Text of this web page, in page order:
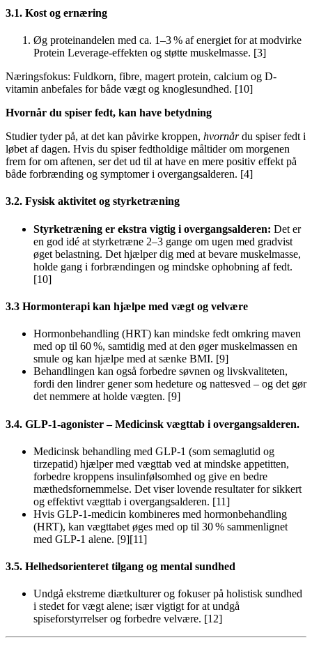
3.1. Kost og ernæring
Øg proteinandelen med ca. 1–3 % af energiet for at modvirke
Protein Leverage-effekten og støtte muskelmasse. [3]
Næringsfokus: Fuldkorn, fibre, magert protein, calcium og D-
vitamin anbefales for både vægt og knoglesundhed. [10]
Hvornår du spiser fedt, kan have betydning
Studier tyder på, at det kan påvirke kroppen, hvornårdu spiser fedt i
løbet af dagen. Hvis du spiser fedtholdige måltider om morgenen
frem for om aftenen, ser det ud til at have en mere positiv effekt på
både forbrænding og symptomer i overgangsalderen. [4]
3.2. Fysisk aktivitet og styrketræning
Styrketræning er ekstra vigtig i overgangsalderen: Det er
en god idé at styrketræne 2–3 gange om ugen med gradvist
øget belastning. Det hjælper dig med at bevare muskelmasse,
holde gang i forbrændingen og mindske ophobning af fedt.
[10]
3.3 Hormonterapi kan hjælpe med vægt og velvære
Hormonbehandling (HRT) kan mindske fedt omkring maven
med op til 60 %, samtidig med at den øger muskelmassen en
smule og kan hjælpe med at sænke BMI. [9]
Behandlingen kan også forbedre søvnen og livskvaliteten,
fordi den lindrer gener som hedeture og nattesved – og det gør
det nemmere at holde vægten. [9]
3.4. GLP-1-agonister – Medicinsk vægttab i overgangsalderen.
Medicinsk behandling med GLP‑1 (som semaglutid og
tirzepatid) hjælper med vægttab ved at mindske appetitten,
forbedre kroppens insulinfølsomhed og give en bedre
mæthedsfornemmelse. Det viser lovende resultater for sikkert
og effektivt vægttab i overgangsalderen. [11]
Hvis GLP-1-medicin kombineres med hormonbehandling
(HRT), kan vægttabet øges med op til 30 % sammenlignet
med GLP-1 alene. [9][11]
3.5. Helhedsorienteret tilgang og mental sundhed
Undgå ekstreme diætkulturer og fokuser på holistisk sundhed
i stedet for vægt alene; især vigtigt for at undgå
spiseforstyrrelser og forbedre velvære. [12]